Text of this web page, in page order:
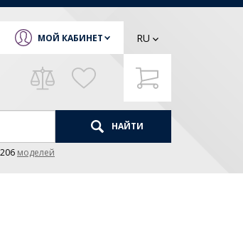
МОЙ КАБИНЕТ RU
НАЙТИ
моделей